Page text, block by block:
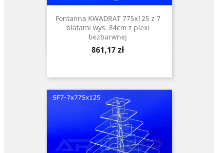
Fontanna KWADRAT 775x125 z 7
blatami wys. 84cm z plexi
bezbarwnej
Cena
861,17 zł